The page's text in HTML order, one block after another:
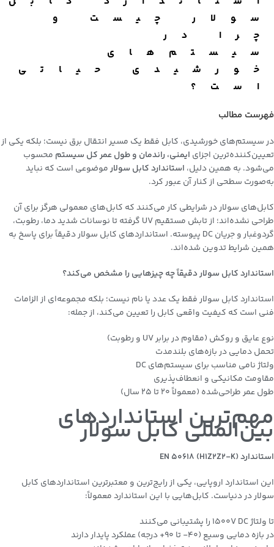
سولار چیست و
چرا در
سیستم‌های
خورشیدی حیاتی
است؟
فهرست مطالب
در سیستم‌های خورشیدی، کابل فقط یک مسیر انتقال برق نیست؛ بلکه یکی از
تعیین‌کننده‌ترین اجزای ایمنی، راندمان و طول عمر کل سیستم محسوب
می‌شود. به همین دلیل، استاندارد کابل سولارموضوعی است که نباید
به‌صورت سطحی از کنار آن عبور کرد.
کابل‌های سولار در شرایطی کار می‌کنند که کابل‌های معمولی هرگز برای آن
طراحی نشده‌اند؛ از تابش مستقیم UV گرفته تا نوسانات شدید دما، رطوبت،
گردوغبار و جریان DC پیوسته. استانداردهای کابل سولار دقیقاً برای پاسخ به
همین شرایط تدوین شده‌اند.
استاندارد کابل سولار دقیقاً چه چیزهایی را مشخص می‌کند؟
استاندارد کابل سولار فقط یک عدد یا نام نیست؛ بلکه مجموعه‌ای از الزامات
فنی است که کیفیت واقعی کابل را تعیین می‌کند، از جمله:
نوع عایق و روکش (مقاوم در برابر UV و رطوبت)
تحمل دمایی در بازه‌های بلندمدت
ولتاژ نامی مناسب برای سیستم‌های DC
مقاومت مکانیکی و انعطاف‌پذیری
طول عمر طراحی‌شده (معمولاً ۲۰ تا ۲۵ سال)
مهم‌ترین استانداردهای
بین‌المللی کابل سولار
استاندارد
این استاندارد اروپایی، یکی از رایج‌ترین و معتبرترین استانداردهای کابل
سولار در دنیاست. کابل‌هایی با این استاندارد معمولاً:
تا ولتاژ 1500V DC را پشتیبانی می‌کنند
در بازه دمایی وسیع (۴۰- تا ۹۰+ درجه) عملکرد پایدار دارند